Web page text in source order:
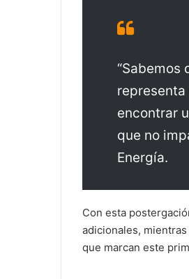
“Sabemos
encontrar
que no
Energía.
Con esta
adicionales,
que marcan este